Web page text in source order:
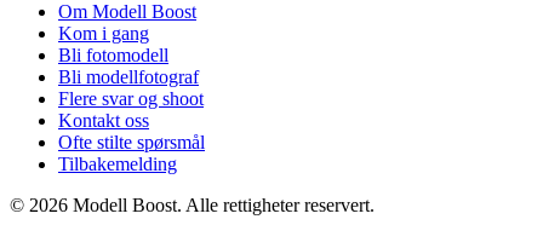
Om Modell Boost
Kom i gang
Bli fotomodell
Bli modellfotograf
Flere svar og shoot
Kontakt oss
Ofte stilte spørsmål
Tilbakemelding
© 2026 Modell Boost. Alle rettigheter reservert.